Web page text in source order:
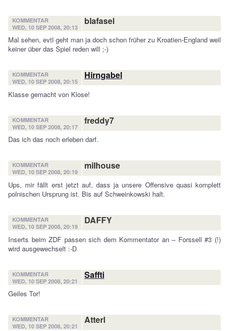
KOMMENTAR
WED, 10 SEP 2008, 20:13
blafasel
Mal sehen, evtl geht man ja doch schon früher zu Kroatien-England weil
keiner über das Spiel reden will ;-)
KOMMENTAR
WED, 10 SEP 2008, 20:15
Hirngabel
Klasse gemacht von Klose!
KOMMENTAR
WED, 10 SEP 2008, 20:17
freddy7
Das ich das noch erleben darf.
KOMMENTAR
WED, 10 SEP 2008, 20:19
milhouse
Ups, mir fällt erst jetzt auf, dass ja unsere Offensive quasi komplett
polnischen Ursprung ist. Bis auf Schweinkowski halt.
KOMMENTAR
WED, 10 SEP 2008, 20:19
DAFFY
Inserts beim ZDF passen sich dem Kommentator an – Forssell #3 (!)
wird ausgewechselt :-D
KOMMENTAR
WED, 10 SEP 2008, 20:21
Saffti
Geiles Tor!
KOMMENTAR
WED, 10 SEP 2008, 20:21
Atterl